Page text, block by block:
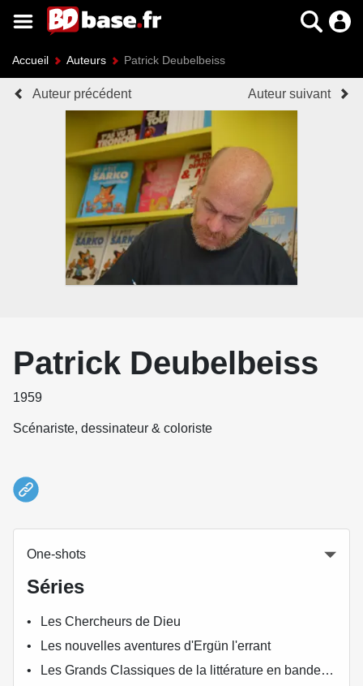
Accueil Auteurs Patrick Deubelbeiss
Auteur précédent Auteur suivant
Patrick Deubelbeiss
1959
Scénariste, dessinateur & coloriste
One-shots
Séries
Les Chercheurs de Dieu
Les nouvelles aventures d'Ergün l'errant
Les Grands Classiques de la littérature en bande dessinée